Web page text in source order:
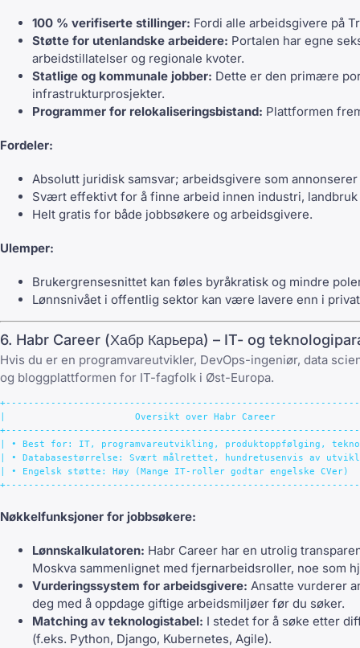
100 % verifiserte stillinger: Fordi alle arbeidsgivere på
Støtte for utenlandske arbeidere: Portalen har egne
arbeidstillatelser og regionale kvoter.
Statlige og kommunale jobber: Dette er den primære
infrastrukturprosjekter.
Programmer for relokaliseringsbistand: Plattformen
Fordeler:
Absolutt juridisk samsvar; arbeidsgivere som
Svært effektivt for å finne arbeid innen industri,
Helt gratis for både jobbsøkere og arbeidsgivere.
Ulemper:
Brukergrensesnittet kan føles byråkratisk og mindre
Lønnsnivået i offentlig sektor kan være lavere enn i
6. Habr Career (Хабр Карьера) – IT- og
Hvis du er en programvareutvikler, DevOps-ingeniør, data
og bloggplattformen for IT-fagfolk i Øst-Europa.
|                       Oversikt over Habr Career
| • Best for: IT, programvareutvikling, produktoppfølging,
| • Databasestørrelse: Svært målrettet, hundretusenvis av
| • Engelsk støtte: Høy (Mange IT-roller godtar engelske
Nøkkelfunksjoner for jobbsøkere:
Lønnskalkulatoren: Habr Career har en utrolig
Moskva sammenlignet med fjernarbeidsroller, noe som
Vurderingssystem for arbeidsgivere: Ansatte vurderer
deg med å oppdage giftige arbeidsmiljøer før du søker.
Matching av teknologistabel: I stedet for å søke etter
(f.eks. Python, Django, Kubernetes, Agile).